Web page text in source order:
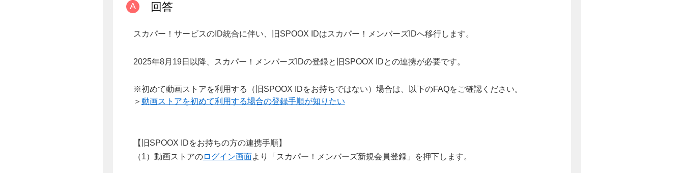
回答
スカパー！サービスのID統合に伴い、旧SPOOX IDはスカパー！メンバーズIDへ移行します。
2025年8月19日以降、スカパー！メンバーズIDの登録と旧SPOOX IDとの連携が必要です。
※初めて動画ストアを利用する（旧SPOOX IDをお持ちではない）場合は、以下のFAQをご確認ください。
＞ 動画ストアを初めて利用する場合の登録手順が知りたい
【旧SPOOX IDをお持ちの方の連携手順】
（1）動画ストアのログイン画面より「スカパー！メンバーズ新規会員登録」を押下します。